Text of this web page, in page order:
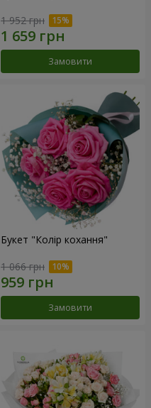
1 952 грн
Замовити
Букет "Колір кохання"
1 066 грн
Замовити